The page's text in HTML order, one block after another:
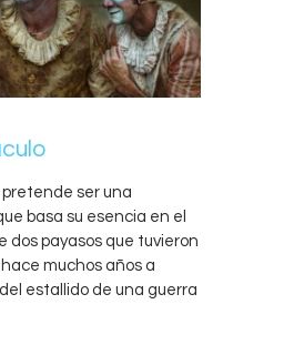
pretende ser una
basa su esencia en el
dos payasos que tuvieron
muchos años a
estallido de una guerra